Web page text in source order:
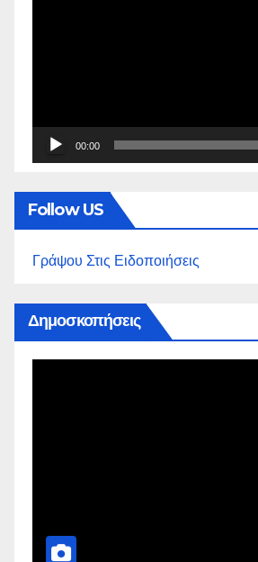
00:00
Follow US
Γράψου Στις Ειδοποιήσεις
Δημοσκοπήσεις